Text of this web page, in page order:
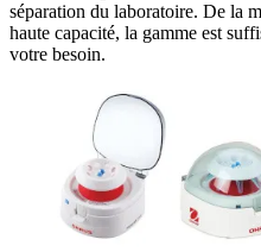
séparation du laboratoire. De la
haute capacité, la gamme est
votre besoin.